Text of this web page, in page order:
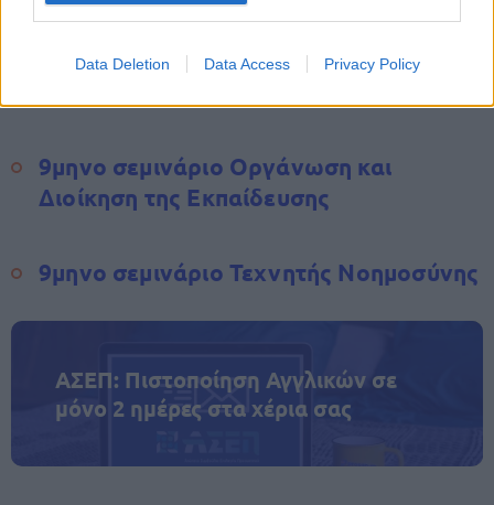
Data Deletion Data Access Privacy Policy
9μηνο σεμινάριο Ειδικής Αγωγής
9μηνο σεμινάριο Οργάνωση και
Διοίκηση της Εκπαίδευσης
9μηνο σεμινάριο Τεχνητής Νοημοσύνης
ΑΣΕΠ: Πιστοποίηση Αγγλικών σε
μόνο 2 ημέρες στα χέρια σας